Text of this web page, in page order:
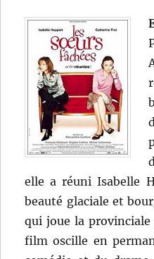
elle a réuni Isabelle
beauté glaciale et
qui joue la provinciale
film oscille en